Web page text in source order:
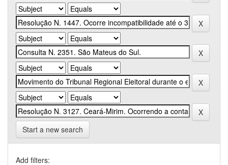
Start a new search
Add filters: